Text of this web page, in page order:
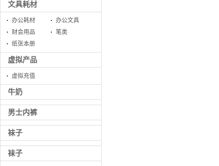
文具耗材
办公耗材
办公文具
财会用品
笔类
纸张本册
虚拟产品
虚拟充值
牛奶
男士内裤
袜子
袜子